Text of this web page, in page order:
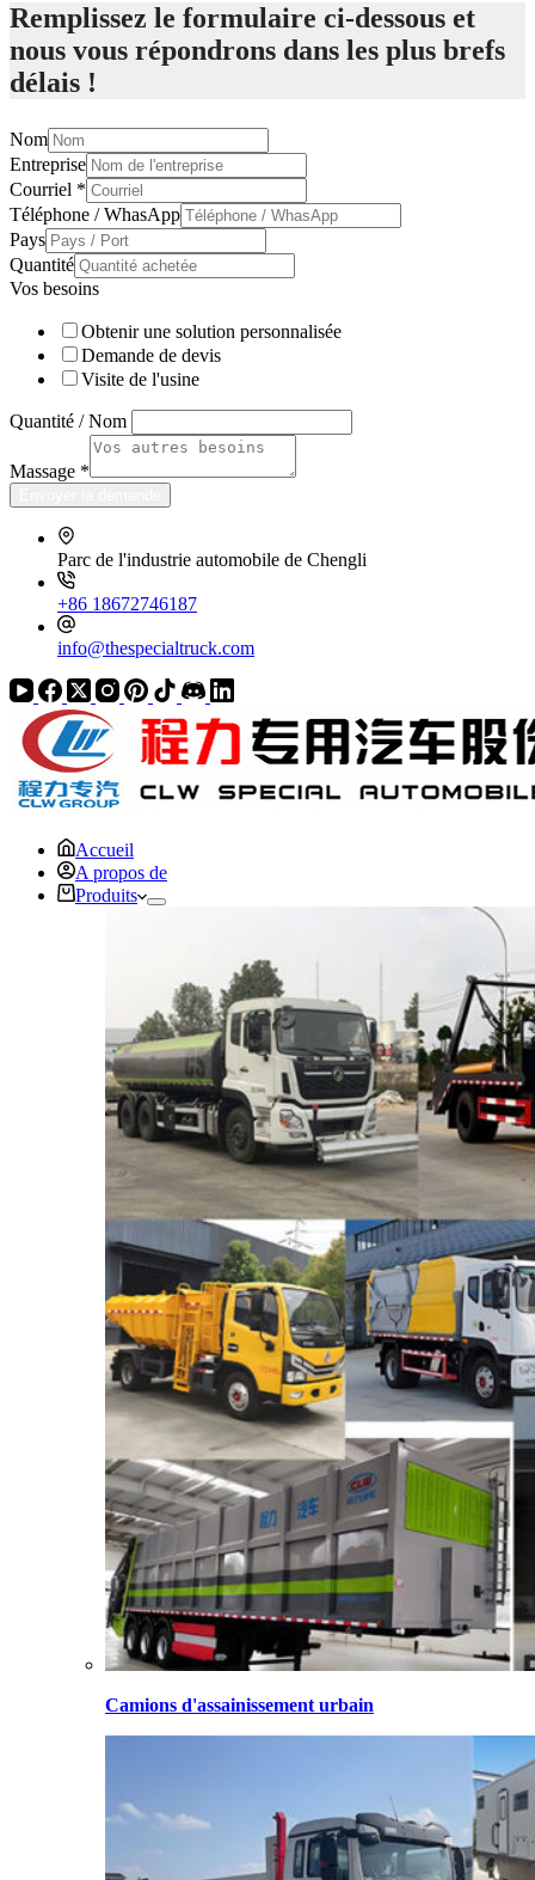
Remplissez le formulaire ci-dessous et
nous vous répondrons dans les plus brefs
délais !
Nom
Entreprise
Courriel *
Téléphone / WhasApp
Pays
Quantité
Vos besoins
Obtenir une solution personnalisée
Demande de devis
Visite de l'usine
Quantité / Nom
Massage *
Parc de l'industrie automobile de Chengli
+86 18672746187
info@thespecialtruck.com
Accueil
A propos de
Produits
Camions d'assainissement urbain